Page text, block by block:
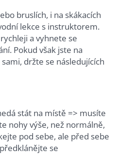
bruslích, i na skákacích
lekce s instruktorem.
a vyhnete se
Pokud však jste na
držte se následujících
stát na místě => musíte
nohy výše, než normálně,
pod sebe, ale před sebe
se